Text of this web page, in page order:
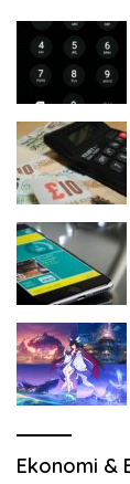
Ekonomi &